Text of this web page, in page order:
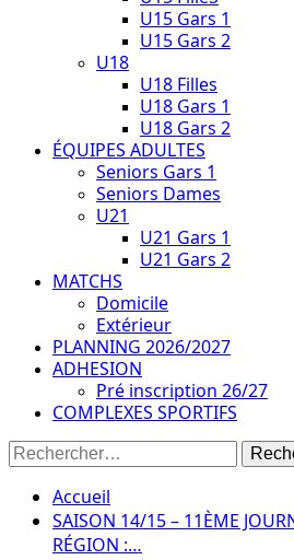
U15 Gars 1
U15 Gars 2
U18
U18 Filles
U18 Gars 1
U18 Gars 2
ÉQUIPES ADULTES
Seniors Gars 1
Seniors Dames
U21
U21 Gars 1
U21 Gars 2
MATCHS
Domicile
Extérieur
PLANNING 2026/2027
ADHESION
Pré inscription 26/27
COMPLEXES SPORTIFS
Rechercher :
Accueil
SAISON 14/15 – 11ÈME
RÉGION :…